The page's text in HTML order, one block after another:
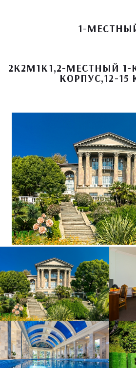
1-
2К2М1К1,2-МЕСТНЫЙ
КОРПУС,12-15